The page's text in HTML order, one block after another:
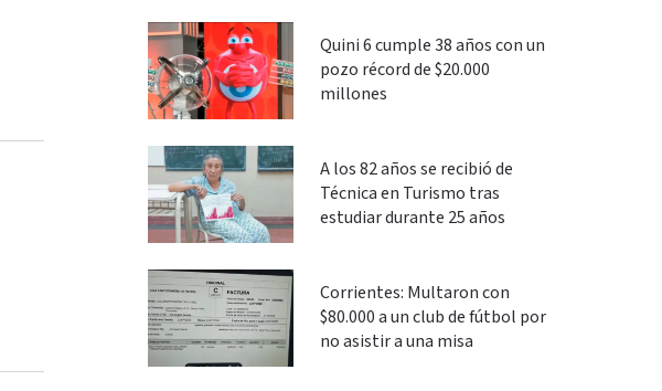
Quini 6 cumple 38 años con un
pozo récord de $20.000
millones
A los 82 años se recibió de
Técnica en Turismo tras
estudiar durante 25 años
Corrientes: Multaron con
$80.000 a un club de fútbol por
no asistir a una misa